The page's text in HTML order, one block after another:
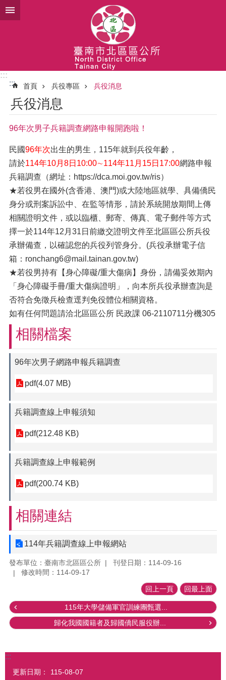
跳到主要內容區塊
:::
:::
首頁 兵役專區 兵役消息
兵役消息
96年次男子兵籍調查網路申報開跑啦！
民國96年次出生的男生，115年就到兵役年齡，
請於114年10月8日10:00∼114年11月15日17:00網路申報
兵籍調查（網址：https://dca.moi.gov.tw/ris）
★若役男在國外(含香港、澳門)或大陸地區就學、具備僑民
身分或刑案訴訟中、在監等情形，請於系統開放期間上傳
相關證明文件，或以臨櫃、郵寄、傳真、電子郵件等方式
擇一於114年12月31日前繳交證明文件至北區區公所兵役
承辦備查，以確認您的兵役列管身分。(兵役承辦電子信
箱：ronchang6@mail.tainan.gov.tw)
★若役男持有【身心障礙/重大傷病】身份，請備妥效期內
「身心障礙手冊/重大傷病證明」，向本所兵役承辦查詢是
否符合免徵兵檢查逕判免役體位相關資格。
如有任何問題請洽北區區公所 民政課 06-2110711分機305
相關檔案
96年次男子網路申報兵籍調查
pdf(4.07 MB)
兵籍調查線上申報須知
pdf(212.48 KB)
兵籍調查線上申報範例
pdf(200.74 KB)
相關連結
114年兵籍調查線上申報網站
發布單位：臺南市北區區公所
刊登日期：114-09-16
修改時間：114-09-17
回上一頁 回最上面
115年大學儲備軍官訓練團甄選...
歸化我國國籍者及歸國僑民服役辦...
:::
更新日期： 115-08-07